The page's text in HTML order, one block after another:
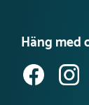
Jobba hos
Anmäl dig
Häng med